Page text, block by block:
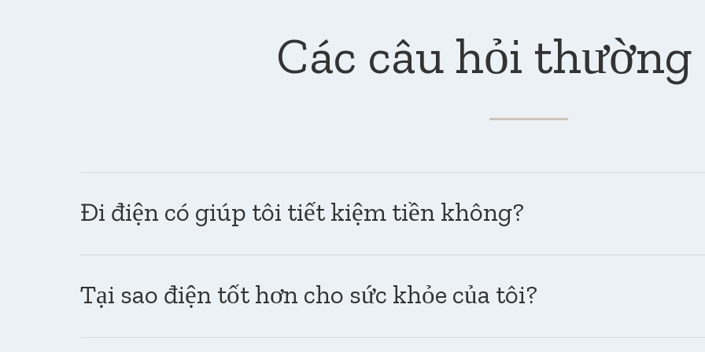
Các câu hỏi thường
Đi điện có giúp tôi tiết kiệm tiền không?
Tại sao điện tốt hơn cho sức khỏe của tôi?